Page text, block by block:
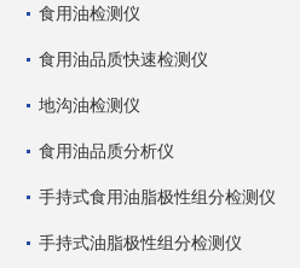
食用油检测仪
食用油品质快速检测仪
地沟油检测仪
食用油品质分析仪
手持式食用油脂极性组分检测仪
手持式油脂极性组分检测仪